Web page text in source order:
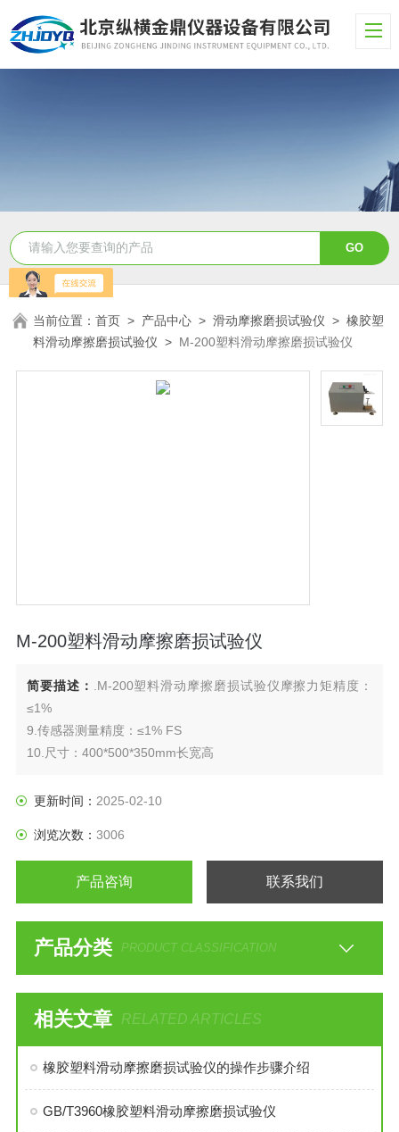
当前位置：首页 > 产品中心 >滑动摩擦磨损试验仪 >橡胶塑
料滑动摩擦磨损试验仪 > M-200塑料滑动摩擦磨损试验仪
M-200塑料滑动摩擦磨损试验仪
简要描述：
.M-200塑料滑动摩擦磨损试验仪摩擦力矩精度：
≤1%
9.传感器测量精度：≤1% FS
10.尺寸：400*500*350mm长宽高
更新时间： 2025-02-10
浏览次数： 3006
产品咨询 联系我们
产品分类 PRODUCT CLASSIFICATION
相关文章 RELATED ARTICLES
橡胶塑料滑动摩擦磨损试验仪的操作步骤介绍
GB/T3960橡胶塑料滑动摩擦磨损试验仪